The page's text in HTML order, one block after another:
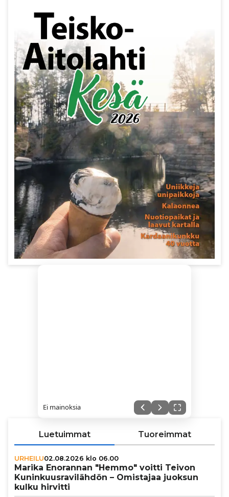
Ei mainoksia
Luetuimmat Tuoreimmat
URHEILU02.08.2026 klo 06.00
Marika Enorannan "Hemmo" voitti Teivon
Kunin­kuus­ra­vi­läh­dön – Omistajaa juoksun
kulku hirvitti